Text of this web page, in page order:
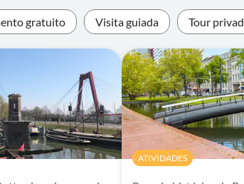
gratuito Visita guiada Tour
ATIVIDADES